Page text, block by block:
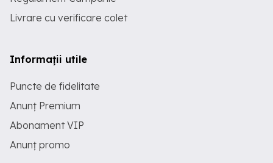
Livrare cu verificare colet
Informații utile
Puncte de fidelitate
Anunț Premium
Abonament VIP
Anunț promo